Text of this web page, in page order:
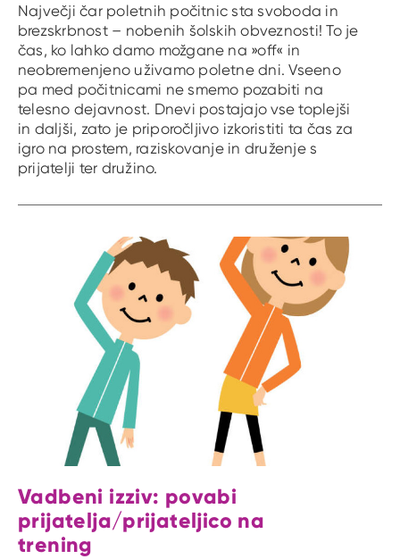
Največji čar poletnih počitnic sta svoboda in
brezskrbnost – nobenih šolskih obveznosti! To je
čas, ko lahko damo možgane na »off« in
neobremenjeno uživamo poletne dni. Vseeno
pa med počitnicami ne smemo pozabiti na
telesno dejavnost. Dnevi postajajo vse toplejši
in daljši, zato je priporočljivo izkoristiti ta čas za
igro na prostem, raziskovanje in druženje s
prijatelji ter družino.
Vadbeni izziv: povabi
prijatelja/prijateljico na
trening